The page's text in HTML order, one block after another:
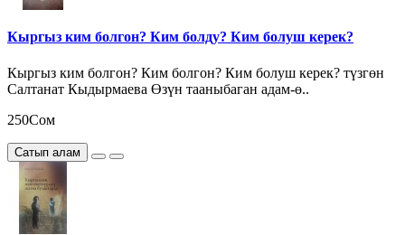
Кыргыз ким болгон? Ким болду? Ким болуш керек?
Кыргыз ким болгон? Ким болгон? Ким болуш керек? түзгөн
Салтанат Кыдырмаева Өзүн тааныбаган адам-ө..
250Сом
Сатып алам